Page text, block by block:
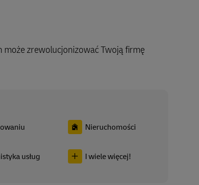
może zrewolucjonizować Twoją firmę
usług
Nieruchomości
I wiele więcej!